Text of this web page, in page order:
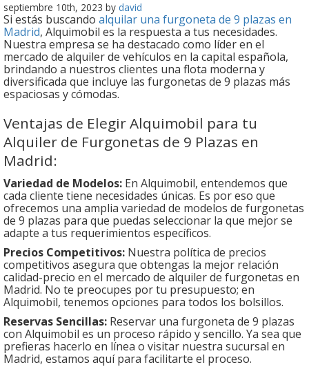
septiembre 10th, 2023 by david
Si estás buscando alquilar una furgoneta de 9 plazas en
Madrid, Alquimobil es la respuesta a tus necesidades.
Nuestra empresa se ha destacado como líder en el
mercado de alquiler de vehículos en la capital española,
brindando a nuestros clientes una flota moderna y
diversificada que incluye las furgonetas de 9 plazas más
espaciosas y cómodas.
Ventajas de Elegir Alquimobil para tu
Alquiler de Furgonetas de 9 Plazas en
Madrid:
Variedad de Modelos: En Alquimobil, entendemos que
cada cliente tiene necesidades únicas. Es por eso que
ofrecemos una amplia variedad de modelos de furgonetas
de 9 plazas para que puedas seleccionar la que mejor se
adapte a tus requerimientos específicos.
Precios Competitivos: Nuestra política de precios
competitivos asegura que obtengas la mejor relación
calidad-precio en el mercado de alquiler de furgonetas en
Madrid. No te preocupes por tu presupuesto; en
Alquimobil, tenemos opciones para todos los bolsillos.
Reservas Sencillas: Reservar una furgoneta de 9 plazas
con Alquimobil es un proceso rápido y sencillo. Ya sea que
prefieras hacerlo en línea o visitar nuestra sucursal en
Madrid, estamos aquí para facilitarte el proceso.